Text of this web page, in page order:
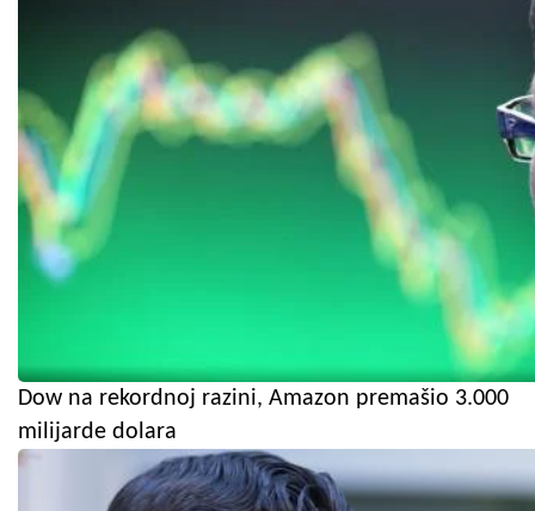
Dow na rekordnoj razini, Amazon premašio 3.000
milijarde dolara